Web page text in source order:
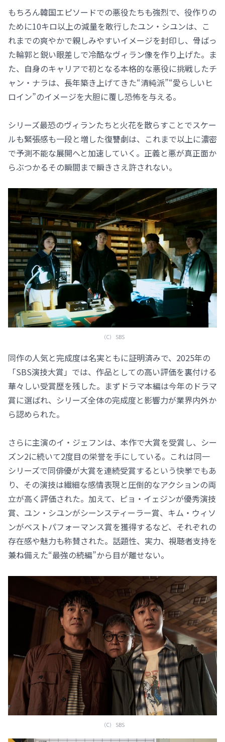
もちろん韓国エピソードでの悪役たちも強烈で、役作りの
ために10キロ以上の減量を敢行したユン・シユンは、こ
れまでの爽やかで親しみやすいイメージを封印し、骨ばっ
た輪郭と鋭い眼差しで冷酷なヴィラン像を作り上げた。ま
た、自身のキャリアで初となる本格的な悪役に挑戦したチ
ャン・ナラは、長年築き上げてきた“清純派”“愛らしいヒ
ロイン”のイメージを大胆に覆し恐怖を与える。
シリーズ最恐のヴィランたちと火花を散らすことでスケー
ルも緊張感も一段と増した復讐劇は、これまで以上に濃密
で予測不能な展開へと加速していく。正義と悪が真正面か
らぶつかるその瞬間まで瞬きさえ許されない。
（C） SBS
同作の人気と完成度は名実ともに証明済みで、2025年の
「SBS演技大賞」では、作品としての高い評価を裏付ける
華々しい受賞歴を残した。まずドラマ本編は今年のドラマ
賞に選ばれ、シリーズ全体の完成度と影響力が業界内外か
ら認められた。
さらに主演のイ・ジェフンは、本作で大賞を受賞し、シー
ズン2に続いて2度目の栄誉を手にしている。これは同一
シリーズで同俳優が大賞を連続受賞するという快挙でもあ
り、その演技は繊細な感情表現と圧倒的なアクションの両
立が高く評価された。加えて、ピョ・イェジンが優秀演技
賞、ユン・シユンがシーンスティーラー賞、キム・ウィソ
ンがベストパフォーマンス賞を獲得するなど、それぞれの
存在感や魅力も称賛された。話題性、実力、視聴者支持を
兼ね備えた“最強の続編”から目が離せない。
（C） SBS